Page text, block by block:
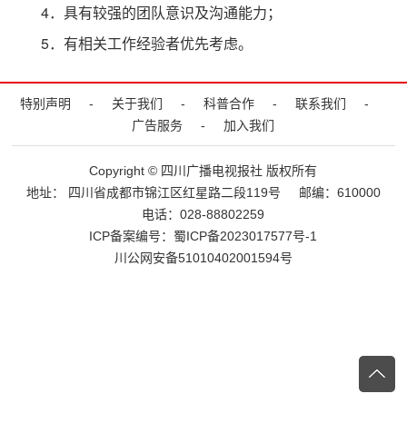
理事
4．具有较强的团队意识及沟通能力；
5．有相关工作经验者优先考虑。
特别声明 - 关于我们 - 科普合作 - 联系我们
-
广告服务
- 加入我们
Copyright © 四川广播电视报社 版权所有
地址： 四川省成都市锦江区红星路二段119号
邮编：610000
电话：028-88802259
ICP备案编号： 蜀ICP备2023017577号-1
川公网安备51010402001594号